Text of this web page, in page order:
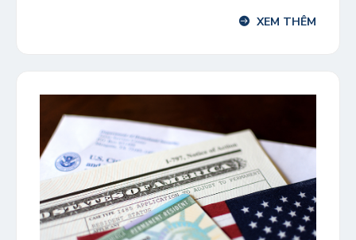
cho nhóm Reserved và 8.980 visa dành cho nhóm
XEM THÊM